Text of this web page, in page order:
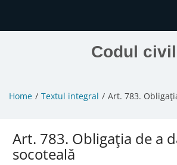
Codul civil
Home Textul integral Art. 783.
Art. 783. Obligaţia de a
socoteală